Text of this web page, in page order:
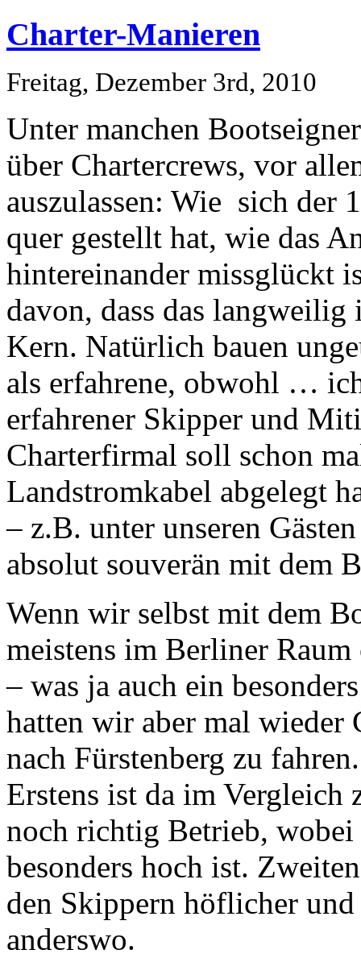
Charter-Manieren
Freitag, Dezember 3rd, 2010
Unter manchen
über Chartercrews, vor
auszulassen: Wie sich der
quer gestellt hat, wie das
hintereinander missglückt
davon, dass das
Kern. Natürlich bauen
als erfahrene, obwohl …
erfahrener Skipper und
Charterfirmal soll schon
Landstromkabel abgelegt
– z.B. unter unseren
absolut souverän mit dem
Wenn wir selbst mit dem
meistens im Berliner
– was ja auch ein
hatten wir aber mal wieder
nach Fürstenberg zu
Erstens ist da im Vergleich
noch richtig Betrieb,
besonders hoch ist.
den Skippern höflicher
anderswo.